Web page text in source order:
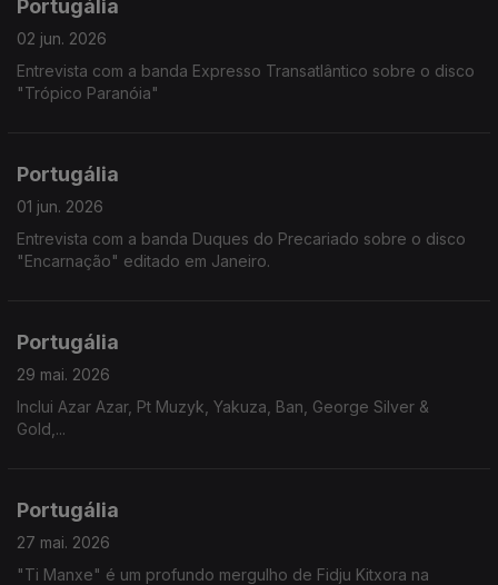
Portugália
02 jun. 2026
Entrevista com a banda Expresso Transatlântico sobre o disco
"Trópico Paranóia"
Portugália
01 jun. 2026
Entrevista com a banda Duques do Precariado sobre o disco
"Encarnação" editado em Janeiro.
Portugália
29 mai. 2026
Inclui Azar Azar, Pt Muzyk, Yakuza, Ban, George Silver &
Gold,...
Portugália
27 mai. 2026
"Ti Manxe" é um profundo mergulho de Fidju Kitxora na